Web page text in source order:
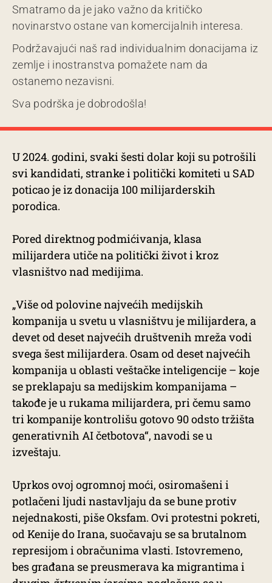
Smatramo da je jako važno da kritičko
novinarstvo ostane van komercijalnih interesa.
Podržavajući naš rad individualnim donacijama iz
zemlje i inostranstva pomažete nam da
ostanemo nezavisni.
Sva podrška je dobrodošla!
U 2024. godini, svaki šesti dolar koji su potrošili
svi kandidati, stranke i politički komiteti u SAD
poticao je iz donacija 100 milijarderskih
porodica.
Pored direktnog podmićivanja, klasa
milijardera utiče na politički život i kroz
vlasništvo nad medijima.
„Više od polovine najvećih medijskih
kompanija u svetu u vlasništvu je milijardera, a
devet od deset najvećih društvenih mreža vodi
svega šest milijardera. Osam od deset najvećih
kompanija u oblasti veštačke inteligencije – koje
se preklapaju sa medijskim kompanijama –
takođe je u rukama milijardera, pri čemu samo
tri kompanije kontrolišu gotovo 90 odsto tržišta
generativnih AI četbotova“, navodi se u
izveštaju.
Uprkos ovoj ogromnoj moći, osiromašeni i
potlačeni ljudi nastavljaju da se bune protiv
nejednakosti, piše Oksfam. Ovi protestni pokreti,
od Kenije do Irana, suočavaju se sa brutalnom
represijom i obračunima vlasti. Istovremeno,
bes građana se preusmerava ka migrantima i